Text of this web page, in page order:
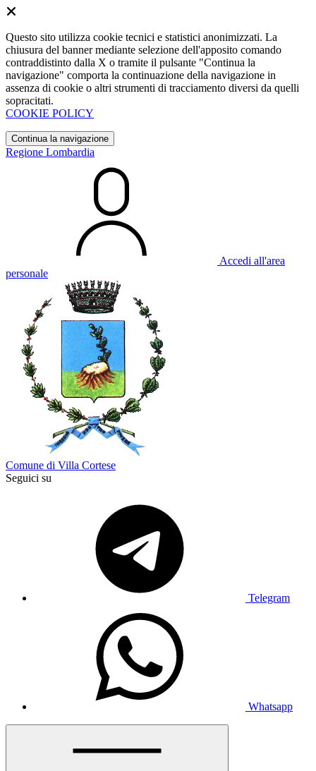
Questo sito utilizza cookie tecnici e statistici anonimizzati. La
chiusura del banner mediante selezione dell'apposito comando
contraddistinto dalla X o tramite il pulsante "Continua la
navigazione" comporta la continuazione della navigazione in
assenza di cookie o altri strumenti di tracciamento diversi da quelli
sopracitati.
COOKIE POLICY
Continua la navigazione
Regione Lombardia
Accedi all'area
personale
Comune di Villa Cortese
Seguici su
Telegram
Whatsapp